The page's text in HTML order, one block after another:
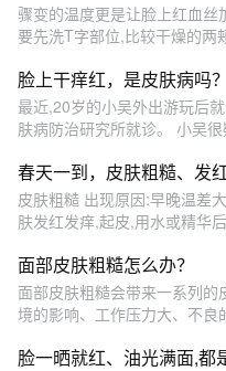
骤变的温度更是让脸上红血
要先洗T字部位,比较干燥的两
脸上干痒红，是皮肤病吗
最近,20岁的小吴外出游玩后
肤病防治研究所就诊。 小吴
春天一到，皮肤粗糙、发
皮肤粗糙 出现原因:早晚温差
肤发红发痒,起皮,用水或精华
面部皮肤粗糙怎么办？
面部皮肤粗糙会带来一系列
境的影响、工作压力大、不良
脸一晒就红、油光满面,都